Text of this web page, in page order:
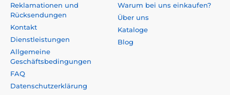
Reklamationen und
Rücksendungen
Kontakt
Dienstleistungen
Allgemeine
Geschäftsbedingungen
FAQ
Datenschutzerklärung
Warum bei uns einkaufen?
Über uns
Kataloge
Blog